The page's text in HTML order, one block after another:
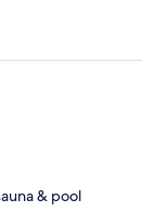
& pool